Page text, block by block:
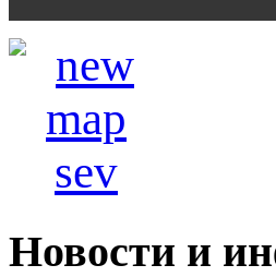
Новости и